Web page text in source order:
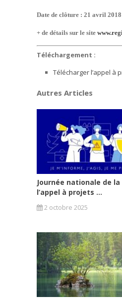
Date de clôture : 21 avril 2018
+ de détails sur le site
Téléchargement :
Télécharger l’appel à
Autres Articles
Journée nationale de
l’appel à projets ...
2 octobre 2025